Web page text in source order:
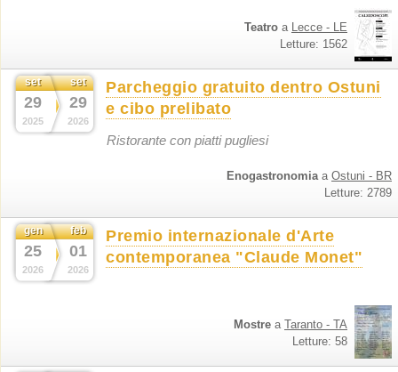
Teatro a Lecce - LE
Letture: 1562
set
29
2025
set
29
2026
Parcheggio gratuito dentro Ostuni
e cibo prelibato
Ristorante con piatti pugliesi
Enogastronomiaa Ostuni - BR
Letture: 2789
gen
25
2026
feb
01
2026
Premio internazionale d'Arte
contemporanea "Claude Monet"
Mostre a Taranto - TA
Letture: 58